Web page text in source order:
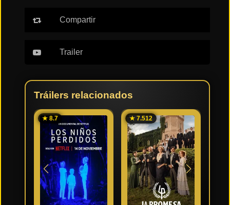
Compartir
Trailer
Tráilers relacionados
★ 8.7 ★ 7.512